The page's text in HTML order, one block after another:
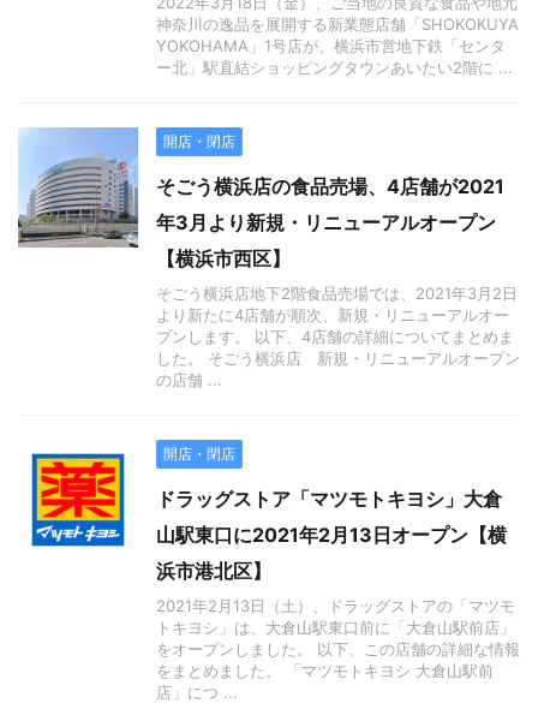
神奈川の逸品を展開する新業態店舗「SHOKOKUYA
YOKOHAMA」1号店が、横浜市営地下鉄「センタ
ー北」駅直結ショッピングタウンあいたい2階に ...
開店・閉店
そごう横浜店の食品売場、4店舗が2021
年3月より新規・リニューアルオープン
【横浜市西区】
そごう横浜店地下2階食品売場では、2021年3月2日
より新たに4店舗が順次、新規・リニューアルオー
プンします。 以下、4店舗の詳細についてまとめま
した。 そごう横浜店 新規・リニューアルオープン
の店舗 ...
開店・閉店
ドラッグストア「マツモトキヨシ」大倉
山駅東口に2021年2月13日オープン【横
浜市港北区】
2021年2月13日（土）、ドラッグストアの「マツモ
トキヨシ」は、大倉山駅東口前に「大倉山駅前店」
をオープンしました。 以下、この店舗の詳細な情報
をまとめました。 「マツモトキヨシ 大倉山駅前
店」につ ...